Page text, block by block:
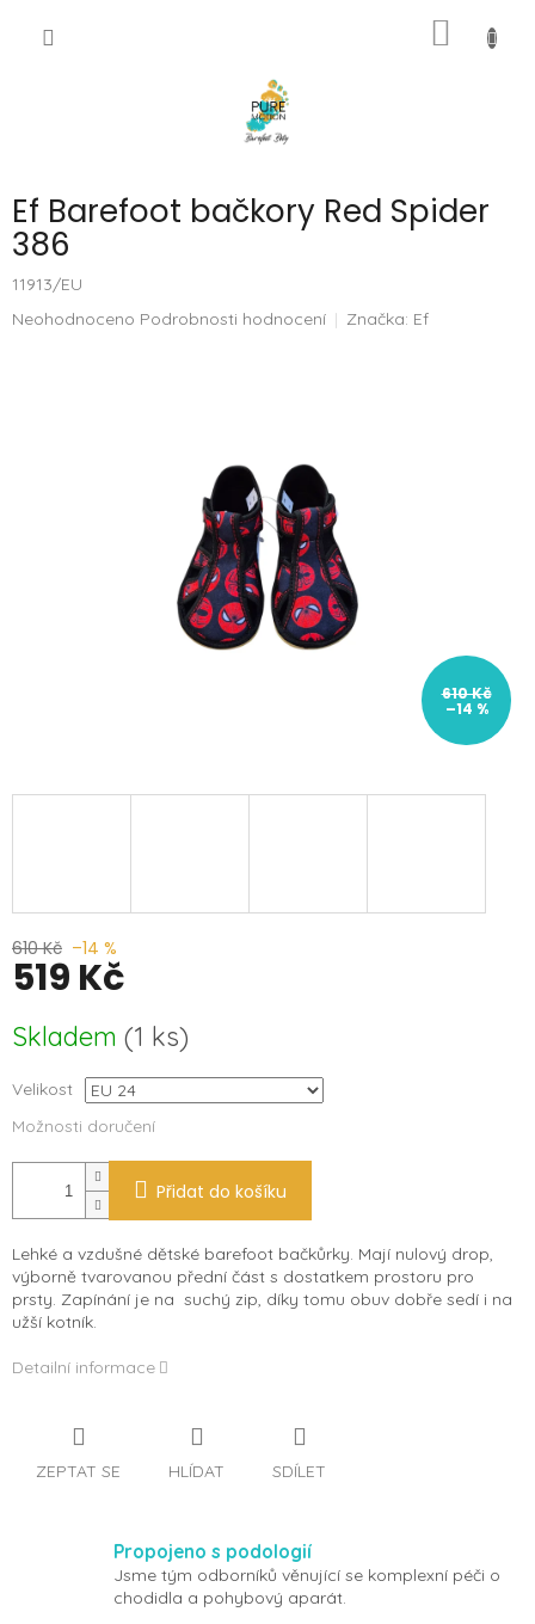
Ef Barefoot bačkory Red Spider
386
11913/EU
Průměrné
Neohodnoceno Podrobnosti hodnocení Značka: Ef
610 Kč
–14 %
610 Kč –14 %
519 Kč
cena:
Skladem (1 ks)
Velikost
Možnosti doručení
Přidat do košíku
Lehké a vzdušné dětské barefoot bačkůrky. Mají nulový drop,
výborně tvarovanou přední část s dostatkem prostoru pro
prsty. Zapínání je na suchý zip, díky tomu obuv dobře sedí i na
užší kotník.
Detailní informace
ZEPTAT SE HLÍDAT SDÍLET
Propojeno s podologií
Jsme tým odborníků věnující se komplexní péči o
chodidla a pohybový aparát.